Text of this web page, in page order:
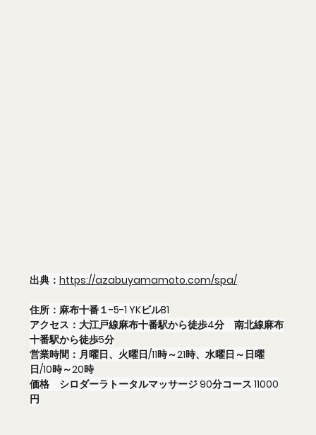
出典： https://azabuyamamoto.com/spa/
住所：麻布十番１-5-1 YKビルB1
アクセス：大江戸線麻布十番駅から徒歩4分　南北線麻布
十番駅から徒歩5分
営業時間：月曜日、火曜日/11時～21時、水曜日～日曜
日/10時～20時
価格　シロダーラトータルマッサージ 90分コース 11000
円